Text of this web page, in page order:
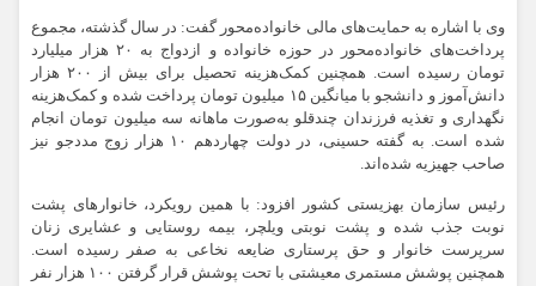
وی با اشاره به حمایت‌های مالی خانواده‌محور گفت: در سال گذشته، مجموع
پرداخت‌های خانواده‌محور در حوزه خانواده و ازدواج به ۲۰ هزار میلیارد
تومان رسیده است. همچنین کمک‌هزینه تحصیل برای بیش از ۲۰۰ هزار
دانش‌آموز و دانشجو با میانگین ۱۵ میلیون تومان پرداخت شده و کمک‌هزینه
نگهداری و تغذیه فرزندان چندقلو به‌صورت ماهانه سه میلیون تومان انجام
شده است. به گفته حسینی، در دولت چهاردهم ۱۰ هزار زوج مددجو نیز
صاحب جهیزیه شده‌اند.
رئیس سازمان بهزیستی کشور افزود: با همین رویکرد، خانوارهای پشت
نوبت جذب شده و پشت نوبتی ویلچر، بیمه روستایی و عشایری زنان
سرپرست خانوار و حق پرستاری ضایعه نخاعی به صفر رسیده است.
همچنین پوشش مستمری معیشتی با تحت پوشش قرار گرفتن ۱۰۰ هزار نفر